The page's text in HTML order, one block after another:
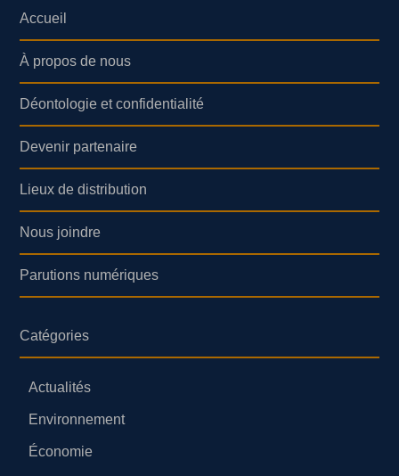
Accueil
À propos de nous
Déontologie et confidentialité
Devenir partenaire
Lieux de distribution
Nous joindre
Parutions numériques
Catégories
Actualités
Environnement
Économie